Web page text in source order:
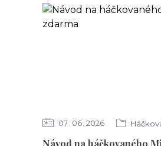
07 06 2026
Návod na háčkovaného